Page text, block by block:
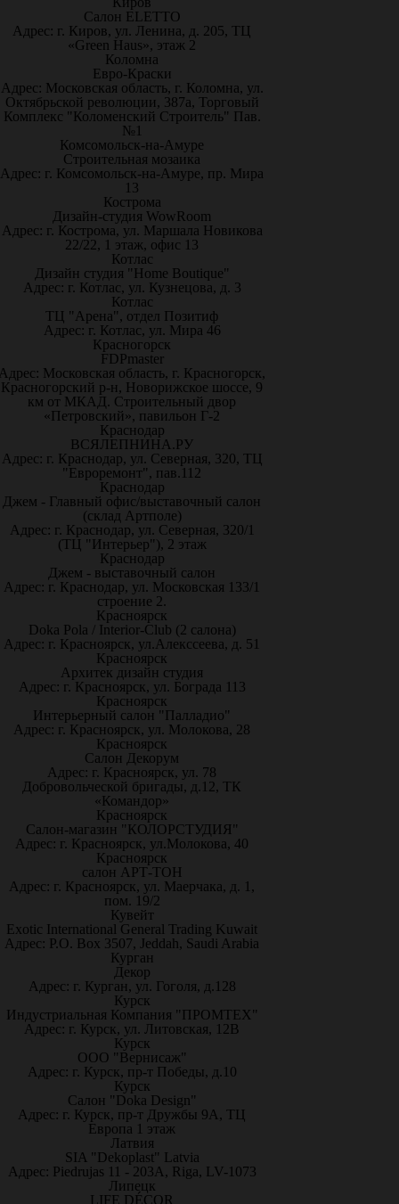
Салон ELETTO
Адрес: г. Киров, ул. Ленина, д. 205, ТЦ
«Green Haus», этаж 2
Коломна
Евро-Краски
Адрес: Московская область, г. Коломна, ул.
Октябрьской революции, 387а, Торговый
Комплекс "Коломенский Строитель" Пав.
№1
Комсомольск-на-Амуре
Строительная мозаика
Адрес: г. Комсомольск-на-Амуре, пр. Мира
13
Кострома
Дизайн-студия WowRoom
Адрес: г. Кострома, ул. Маршала Новикова
22/22, 1 этаж, офис 13
Котлас
Дизайн студия "Home Boutique"
Адрес: г. Котлас, ул. Кузнецова, д. 3
Котлас
ТЦ "Арена", отдел Позитиф
Адрес: г. Котлас, ул. Мира 46
Красногорск
FDPmaster
Московская область, г. Красногорск,
Красногорский р-н, Новорижское шоссе, 9
км от МКАД. Строительный двор
«Петровский», павильон Г-2
Краснодар
ВСЯЛЕПНИНА.РУ
Адрес: г. Краснодар, ул. Северная, 320, ТЦ
"Евроремонт", пав.112
Краснодар
Джем - Главный офис/выставочный салон
(склад Артполе)
Адрес: г. Краснодар, ул. Северная, 320/1
(ТЦ "Интерьер"), 2 этаж
Краснодар
Джем - выставочный салон
Адрес: г. Краснодар, ул. Московская 133/1
строение 2.
Красноярск
Doka Pola / Interior-Club (2 салона)
Адрес: г. Красноярск, ул.Алекссеева, д. 51
Красноярск
Архитек дизайн студия
Адрес: г. Красноярск, ул. Бограда 113
Красноярск
Интерьерный салон "Палладио"
Адрес: г. Красноярск, ул. Молокова, 28
Красноярск
Салон Декорум
Адрес: г. Красноярск, ул. 78
Добровольческой бригады, д.12, ТК
«Командор»
Красноярск
Салон-магазин "КОЛОРСТУДИЯ"
Адрес: г. Красноярск, ул.Молокова, 40
Красноярск
салон АРТ-ТОН
Адрес: г. Красноярск, ул. Маерчака, д. 1,
пом. 19/2
Кувейт
Exotic International General Trading Kuwait
Адрес: P.O. Box 3507, Jeddah, Saudi Arabia
Курган
Декор
Адрес: г. Курган, ул. Гоголя, д.128
Курск
Индустриальная Компания "ПРОМТЕХ"
Адрес: г. Курск, ул. Литовская, 12В
Курск
ООО "Вернисаж"
Адрес: г. Курск, пр-т Победы, д.10
Курск
Салон "Doka Design"
Адрес: г. Курск, пр-т Дружбы 9А, ТЦ
Европа 1 этаж
Латвия
SIA "Dekoplast" Latvia
Адрес: Piedrujas 11 - 203A, Riga, LV-1073
Липецк
LIFE DÉCOR